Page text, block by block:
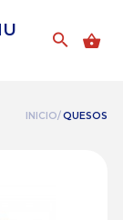
INICIO/QUESOS